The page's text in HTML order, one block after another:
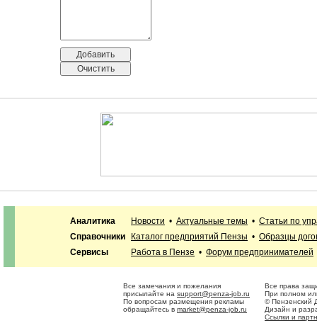
Аналитика Новости • Актуальные темы • Статьи по
Справочники
Каталог предприятий Пензы • Образцы
Сервисы
Работа в Пензе • Форум предпринимателей
Все замечания и пожелания
присылайте на support@penza-job.ru
По вопросам размещения рекламы
обращайтесь в market@penza-job.ru
Все права
При полном
© Пензенский
Дизайн и
Ссылки и